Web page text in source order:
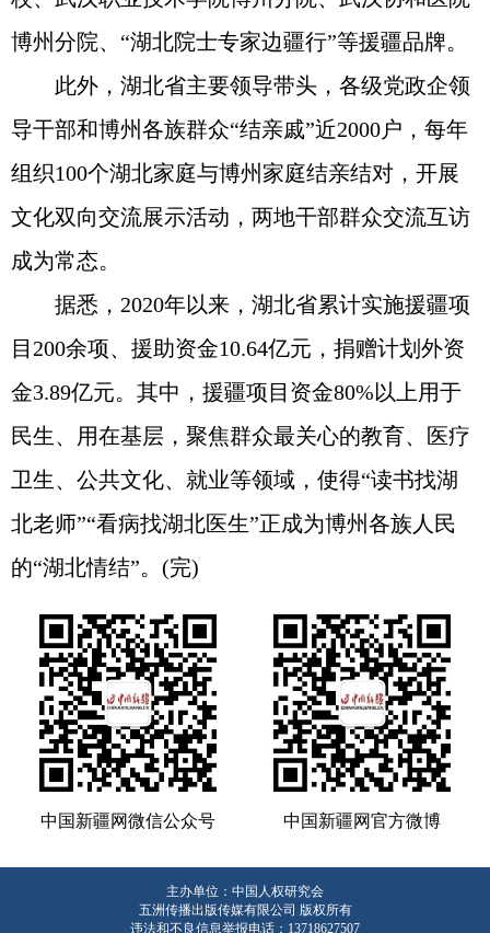
博州分院、“湖北院士专家边疆行”等援疆品牌。
此外，湖北省主要领导带头，各级党政企领
导干部和博州各族群众“结亲戚”近2000户，每年
组织100个湖北家庭与博州家庭结亲结对，开展
文化双向交流展示活动，两地干部群众交流互访
成为常态。
据悉，2020年以来，湖北省累计实施援疆项
目200余项、援助资金10.64亿元，捐赠计划外资
金3.89亿元。其中，援疆项目资金80%以上用于
民生、用在基层，聚焦群众最关心的教育、医疗
卫生、公共文化、就业等领域，使得“读书找湖
北老师”“看病找湖北医生”正成为博州各族人民
的“湖北情结”。(完)
中国新疆网微信公众号 中国新疆网官方微博
主办单位：中国人权研究会
五洲传播出版传媒有限公司 版权所有
违法和不良信息举报电话：13718627507